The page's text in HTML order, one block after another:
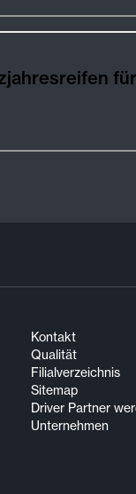
Kontakt
Qualität
Filialverzeichnis
Sitemap
Driver Partner
Unternehmen